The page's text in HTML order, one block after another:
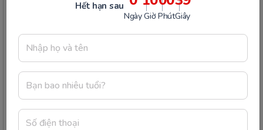
Hết hạn sau
NgàyGiờPhútGiây
Tại mục “Cài đặt” ba mẹ có thể tìm kiếm và cài
đặt các tính năng bao gồm:
bao gồm: